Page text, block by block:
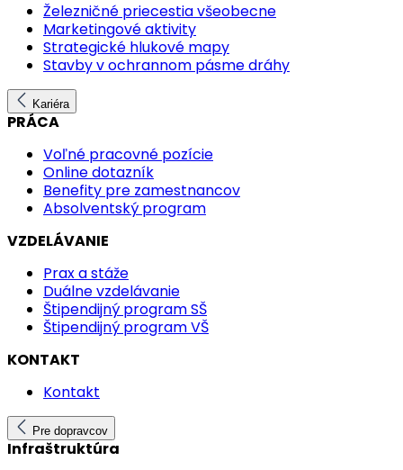
Železničné priecestia všeobecne
Marketingové aktivity
Strategické hlukové mapy
Stavby v ochrannom pásme dráhy
Kariéra
PRÁCA
Voľné pracovné pozície
Online dotazník
Benefity pre zamestnancov
Absolventský program
VZDELÁVANIE
Prax a stáže
Duálne vzdelávanie
Štipendijný program SŠ
Štipendijný program VŠ
KONTAKT
Kontakt
Pre dopravcov
Infraštruktúra